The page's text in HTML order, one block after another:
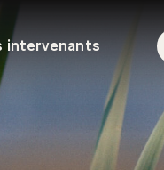
intervenants